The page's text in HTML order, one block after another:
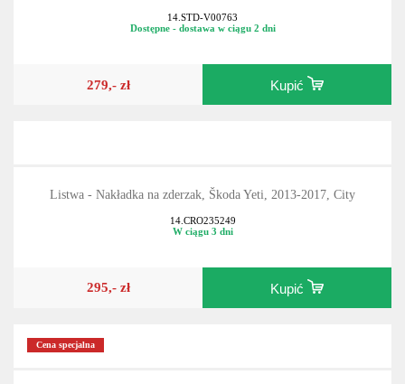
14.STD-V00763
Dostępne - dostawa w ciągu 2 dni
279,- zł Kupić
Listwa - Nakładka na zderzak, Škoda Yeti, 2013-2017, City
14.CRO235249
W ciągu 3 dni
295,- zł Kupić
Cena specjalna